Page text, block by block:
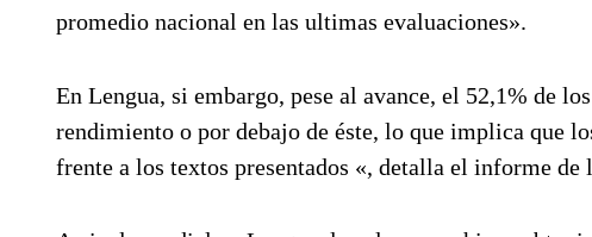
promedio nacional en las ultimas evaluaciones».
En Lengua, si embargo, pese al avance, el 52,1% de
rendimiento o por debajo de éste, lo que implica que
frente a los textos presentados «, detalla el informe de